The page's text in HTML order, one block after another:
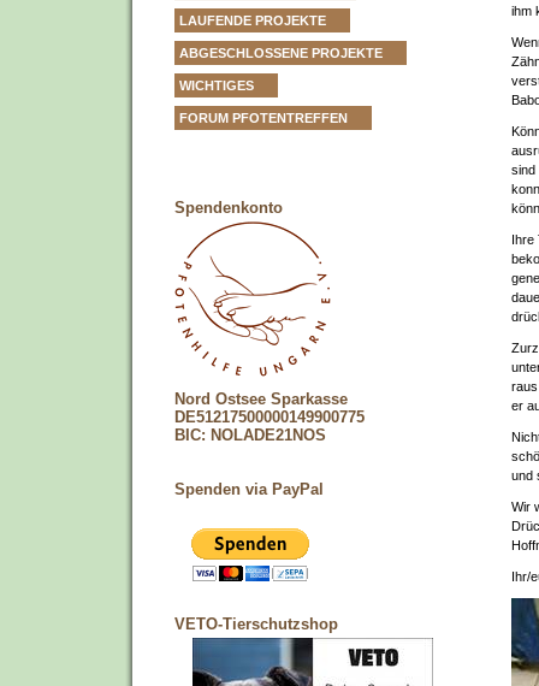
LAUFENDE PROJEKTE
ABGESCHLOSSENE PROJEKTE
WICHTIGES
FORUM PFOTENTREFFEN
Spendenkonto
Nord Ostsee Sparkasse
DE51217500000149900775
BIC: NOLADE21NOS
Spenden via PayPal
VETO-Tierschutzshop
ihm
sind
Ihre
er
und
Wir
Ihr/